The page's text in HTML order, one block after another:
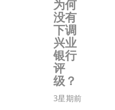
为何
没有
下调
兴业
银行
评
级？
3星期前